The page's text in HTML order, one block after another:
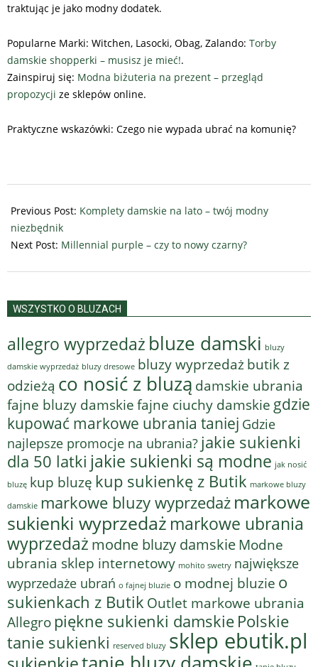
traktując je jako modny dodatek.
Popularne Marki: Witchen, Lasocki, Obag, Zalando: Torby
damskie shopperki – musisz je mieć!.
Zainspiruj się: Modna biżuteria na prezent – przegląd
propozycji ze sklepów online.
Praktyczne wskazówki: Czego nie wypada ubrać na komunię?
07-
22
Previous Post: Komplety damskie na lato – twój modny
niezbędnik
Next Post: Millennial purple – czy to nowy czarny?
WSZYSTKO O BLUZACH
allegro wyprzedaż bluze damski bluzy
damskie wyprzedaż bluzy dresowe bluzy wyprzedaż butik z
odzieżą co nosić z bluzą damskie ubrania
fajne bluzy damskiefajne ciuchy damskie gdzie
kupować markowe ubrania taniej Gdzie
najlepsze promocje na ubrania? jakie sukienki
dla 50 latki jakie sukienki są modne jak nosić
bluzę kup bluzę kup sukienkę z Butik markowe bluzy
damskie markowe bluzy wyprzedaż markowe
sukienki wyprzedaż markowe ubrania
wyprzedaż modne bluzy damskie Modne
ubrania sklep internetowy mohito swetry największe
wyprzedaże ubrań o fajnej bluzie o modnej bluzie o
sukienkach z Butik Outlet markowe ubrania
Allegropiękne sukienki damskie Polskie
tanie sukienki reserved bluzy sklep ebutik.pl